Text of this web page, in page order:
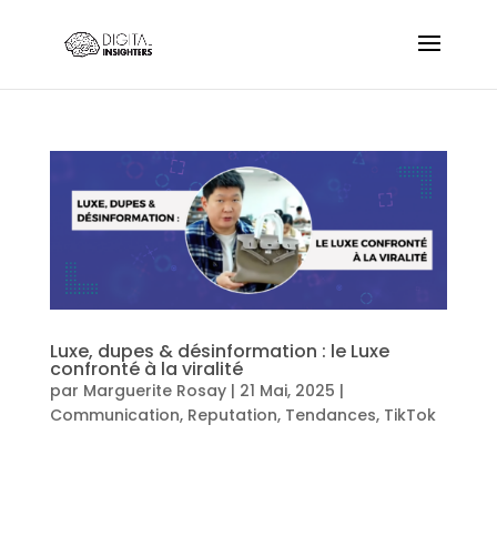
Luxe, dupes & désinformation : le Luxe
confronté à la viralité
par Marguerite Rosay| 21 Mai, 2025 |
Communication, Reputation, Tendances, TikTok